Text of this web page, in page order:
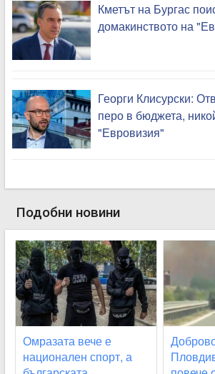
Кметът на Бургас
домакинството на
Георги Клисурски:
перо в бюджета,
"Евровизия"
Подобни новини
Омразата вече е
национален спорт, а